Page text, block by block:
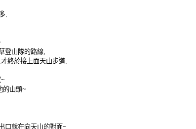
登山隊的路線
才終於接上面天山步道
~
的山頭~
口就在向天山的對面~